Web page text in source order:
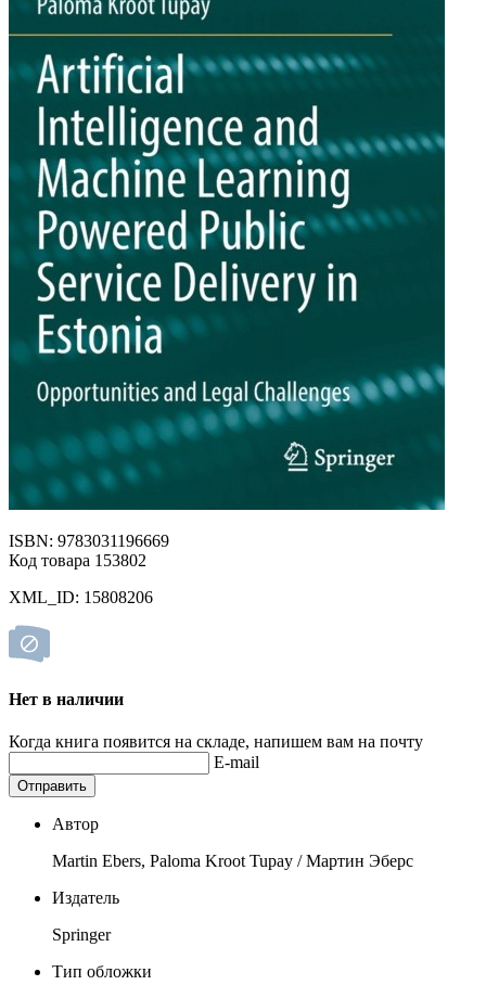
ISBN: 9783031196669
Код товара 153802
XML_ID: 15808206
Нет в наличии
Когда книга появится на складе, напишем вам на почту
E-mail
Отправить
Автор
Martin Ebers, Paloma Kroot Tupay / Мартин Эберс
Издатель
Springer
Тип обложки